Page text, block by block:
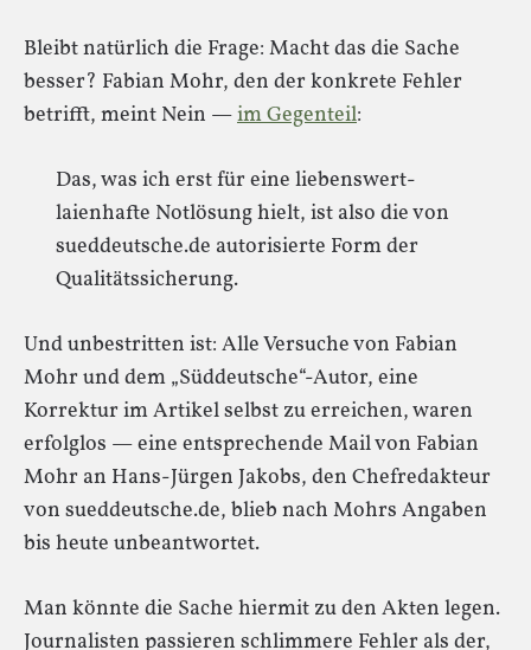
Bleibt natürlich die Frage: Macht das die Sache
besser? Fabian Mohr, den der konkrete Fehler
betrifft, meint Nein —im Gegenteil:
Das, was ich erst für eine liebenswert-
laienhafte Notlösung hielt, ist also die von
sueddeutsche.de autorisierte Form der
Qualitätssicherung.
Und unbestritten ist: Alle Versuche von Fabian
Mohr und dem „Süddeutsche“-Autor, eine
Korrektur im Artikel selbst zu erreichen, waren
erfolglos — eine entsprechende Mail von Fabian
Mohr an Hans-Jürgen Jakobs, den Chefredakteur
von sueddeutsche.de, blieb nach Mohrs Angaben
bis heute unbeantwortet.
Man könnte die Sache hiermit zu den Akten legen.
Journalisten passieren schlimmere Fehler als der,